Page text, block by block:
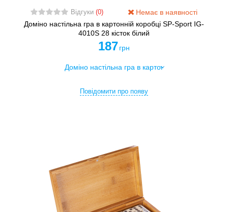
Відгуки(0)
Немає в наявності
Доміно настільна гра в картонній коробці SP-Sport IG-
4010S 28 кісток білий
187 грн
Повідомити про появу